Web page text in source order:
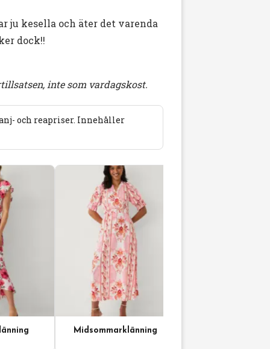
ju kesella och äter det varenda
dock!!
inte som vardagskost.
och reapriser. Innehåller
Midsommarklänning